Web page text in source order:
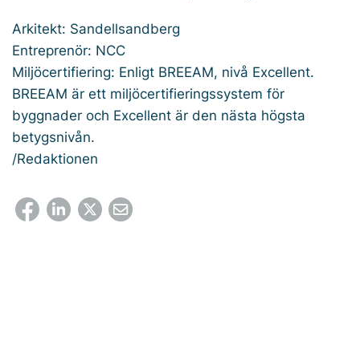
Arkitekt: Sandellsandberg
Entreprenör: NCC
Miljöcertifiering: Enligt BREEAM, nivå Excellent.
BREEAM är ett miljöcertifieringssystem för
byggnader och Excellent är den nästa högsta
betygsnivån.
/Redaktionen